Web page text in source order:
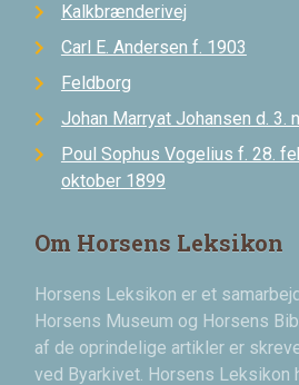
Kalkbrænderivej
Carl E. Andersen f. 1903
Feldborg
Johan Marryat Johansen d. 3.
Poul Sophus Vogelius f. 28.
oktober 1899
Om Horsens Leksikon
Horsens Leksikon er et
Horsens Museum og Horsens
af de oprindelige artikler er
ved Byarkivet. Horsens Leksikon